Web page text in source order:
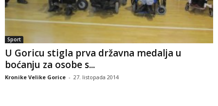
Sport
U Goricu stigla prva državna medalja u
boćanju za osobe s...
Kronike Velike Gorice - 27. listopada 2014